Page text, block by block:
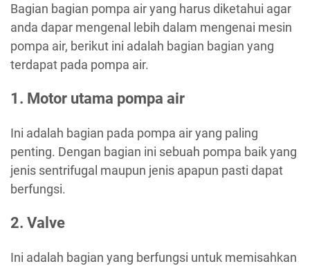
Bagian bagian pompa air yang harus diketahui agar
anda dapar mengenal lebih dalam mengenai mesin
pompa air, berikut ini adalah bagian bagian yang
terdapat pada pompa air.
1. Motor utama pompa air
Ini adalah bagian pada pompa air yang paling
penting. Dengan bagian ini sebuah pompa baik yang
jenis sentrifugal maupun jenis apapun pasti dapat
berfungsi.
2. Valve
Ini adalah bagian yang berfungsi untuk memisahkan